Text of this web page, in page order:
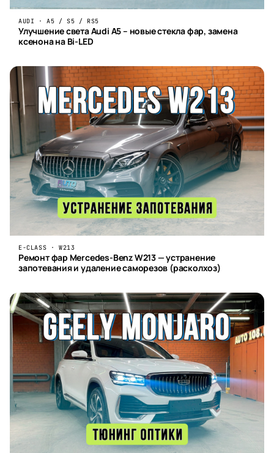
AUDI · A5 / S5 / RS5
Улучшениe света Audi A5 – новые стекла фар, замена
ксенона на Bi-LED
E-CLASS · W213
Ремонт фар Mercedes-Benz W213 — устранение
запотевания и удаление саморезов (расколхоз)